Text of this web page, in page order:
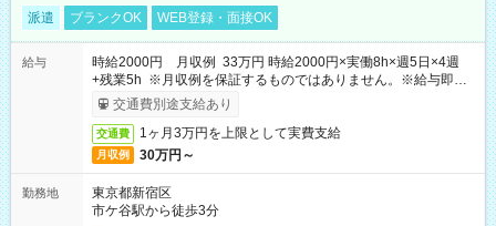
派遣 ブランクOK WEB登録・面接OK
給与
時給2000円 月収例 33万円 時給2000円×実働8h×週5日×4週
+残業5h ※月収例を保証するものではありません。※給与即受
取りサービス利用可（利用条件有）
交通費別途支給あり
交通費 1ヶ月3万円を上限として実費支給
月収例 30万円～
勤務地
東京都新宿区
市ケ谷駅から徒歩3分